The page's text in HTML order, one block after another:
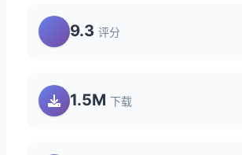
9.3 评分
1.5M 下载